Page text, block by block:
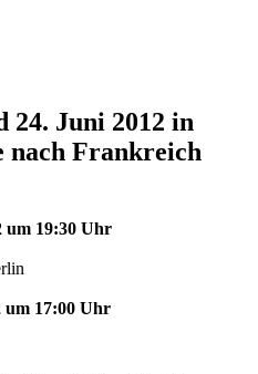
24. Juni 2012 in
nach Frankreich
um 19:30 Uhr
um 17:00 Uhr